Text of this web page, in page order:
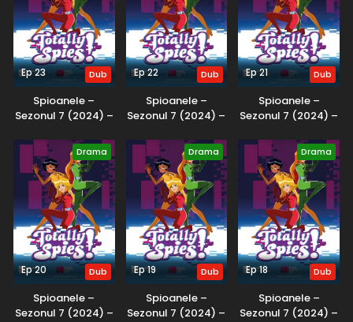
Ep 23 Dub
Spioanele –
Sezonul 7 (2024) –
Ep 22 Dub
Spioanele –
Sezonul 7 (2024) –
Ep 21 Dub
Spioanele –
Sezonul 7 (2024) –
Drama
Ep 20 Dub
Spioanele –
Sezonul 7 (2024) –
Drama
Ep 19 Dub
Spioanele –
Sezonul 7 (2024) –
Drama
Ep 18 Dub
Spioanele –
Sezonul 7 (2024) –